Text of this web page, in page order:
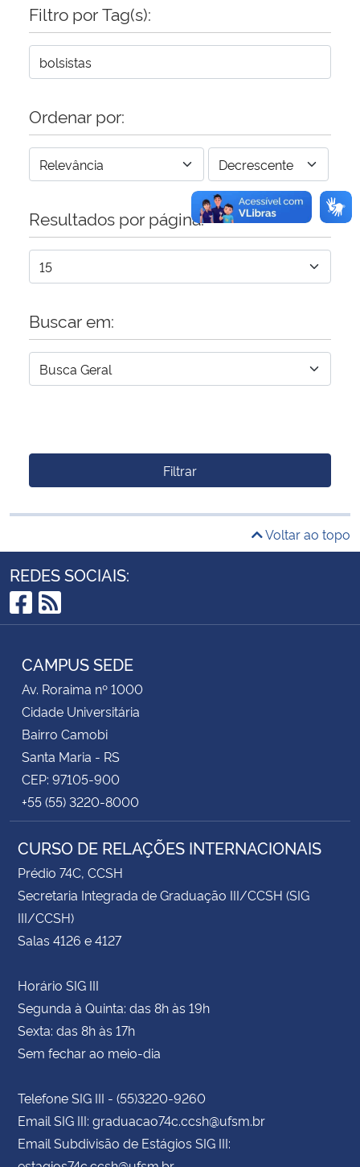
Filtro por Tag(s):
Ordenar por:
Resultados por página:
Buscar em:
Filtrar
Voltar ao topo
REDES SOCIAIS:
Facebook
RSS
CAMPUS SEDE
Av. Roraima nº 1000
Cidade Universitária
Bairro Camobi
Santa Maria - RS
CEP: 97105-900
+55 (55) 3220-8000
CURSO DE RELAÇÕES INTERNACIONAIS
Prédio 74C, CCSH
Secretaria Integrada de Graduação III/CCSH (SIG
III/CCSH)
Salas 4126 e 4127
Horário SIG III
Segunda à Quinta: das 8h às 19h
Sexta: das 8h às 17h
Sem fechar ao meio-dia
Telefone SIG III - (55)3220-9260
Email SIG III: graduacao74c.ccsh@ufsm.br
Email Subdivisão de Estágios SIG III: